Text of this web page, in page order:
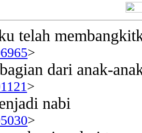
telah
>
dari anak-
>
nabi
>